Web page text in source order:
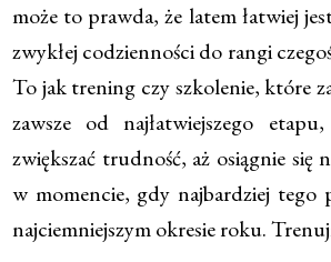
może to prawda, że latem łatwiej
zwykłej codzienności do rangi
To jak trening czy szkolenie, które
zawsze od najłatwiejszego
zwiększać trudność, aż osiągnie się
w momencie, gdy najbardziej tego
najciemniejszym okresie roku.